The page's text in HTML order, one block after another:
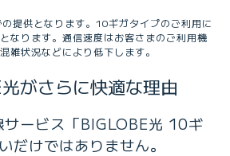
提供となります。10ギガタイプのご利用に
なります。通信速度はお客さまのご利用機
雑状況などにより低下します。
がさらに快適な理由
サービス「BIGLOBE光 10ギ
だけではありません。